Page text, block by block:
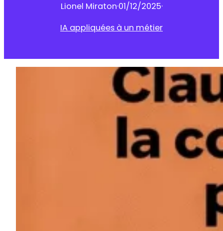
Lionel Miraton·01/12/2025·
IA appliquées à un métier